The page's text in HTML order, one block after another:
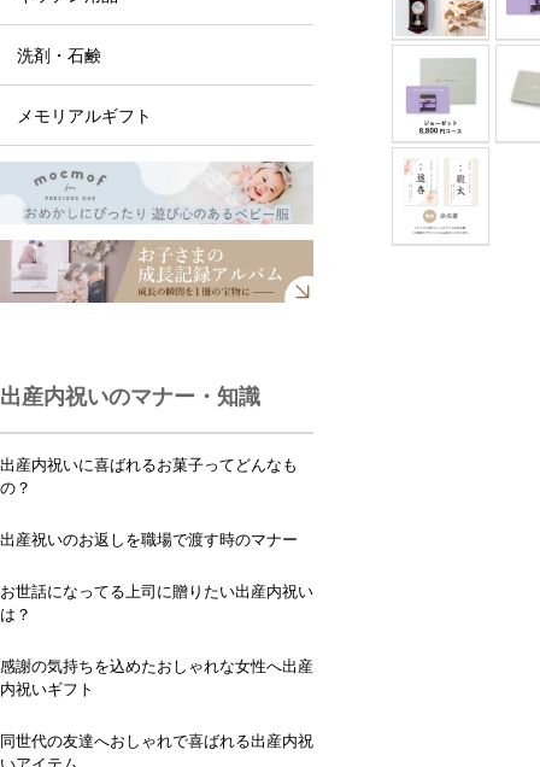
洗剤・石鹸
メモリアルギフト
出産内祝いのマナー・知識
出産内祝いに喜ばれるお菓子ってどんなも
の？
出産祝いのお返しを職場で渡す時のマナー
お世話になってる上司に贈りたい出産内祝い
は？
感謝の気持ちを込めたおしゃれな女性へ出産
内祝いギフト
同世代の友達へおしゃれで喜ばれる出産内祝